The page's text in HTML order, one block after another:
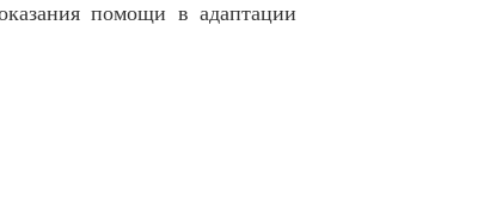
помощи в адаптации